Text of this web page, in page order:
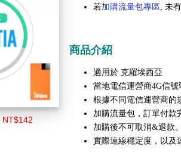
NT$142
若加購流量包專區, 未
商品介紹
適用於 克羅埃西亞
當地電信運營商4G信
根據不同電信運營商的
加購流量包，訂單付款
加購後不可取消&退款
實際連線穩定度，以及